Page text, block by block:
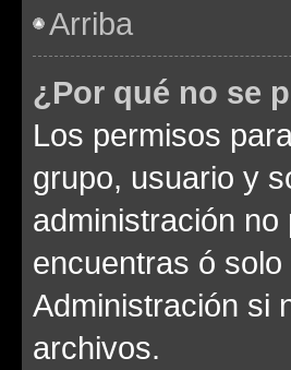
Arriba
¿Por qué no se
Los permisos
grupo, usuario y
administración
encuentras ó
Administración si
archivos.